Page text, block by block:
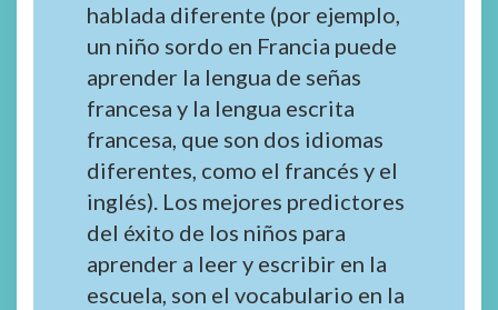
hablada diferente (por ejemplo,
un niño sordo en Francia puede
aprender la lengua de señas
francesa y la lengua escrita
francesa, que son dos idiomas
diferentes, como el francés y el
inglés). Los mejores predictores
del éxito de los niños para
aprender a leer y escribir en la
escuela, son el vocabulario en la